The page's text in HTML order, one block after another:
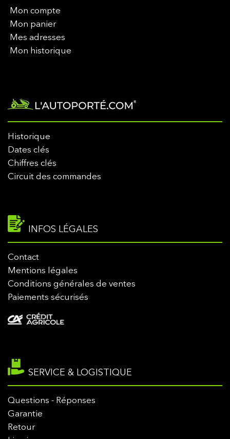
Mon compte
Mon panier
Mes adresses
Mon historique
Historique
Dates clés
Chiffres clés
Circuit des commandes
INFOS LÉGALES
Contact
Mentions légales
Conditions générales de ventes
Paiements sécurisés
SERVICE & LOGISTIQUE
Questions - Réponses
Garantie
Retour